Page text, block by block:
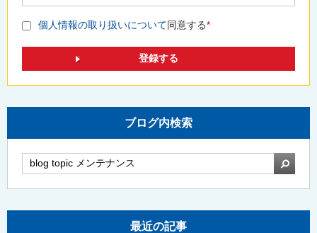
個人情報の取り扱いについて同意する*
ブログ内検索
検索
最近の記事